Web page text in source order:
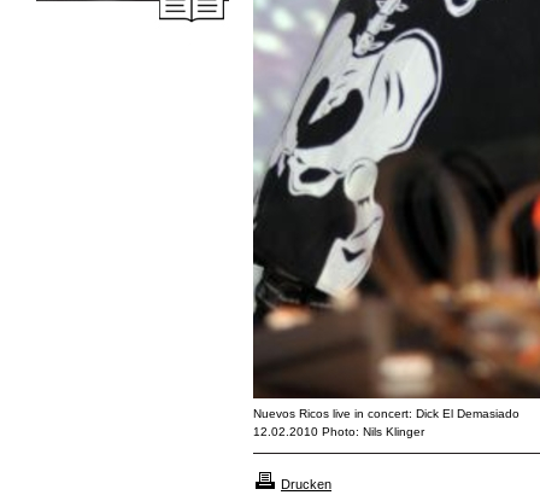
Nuevos Ricos live in concert: Dick El Demasiado
12.02.2010 Photo: Nils Klinger
Drucken